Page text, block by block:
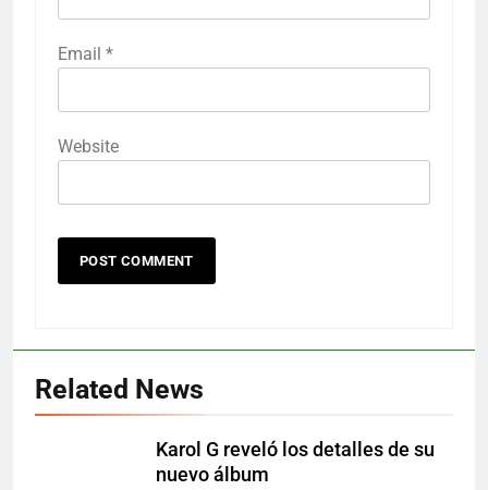
Email *
Website
Related News
Karol G reveló los detalles de su
nuevo álbum